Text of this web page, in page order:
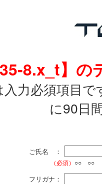
8.x_t】
力必須項目
に90日
ご氏名 ：
（必須） ○○ ○○
フリガナ：